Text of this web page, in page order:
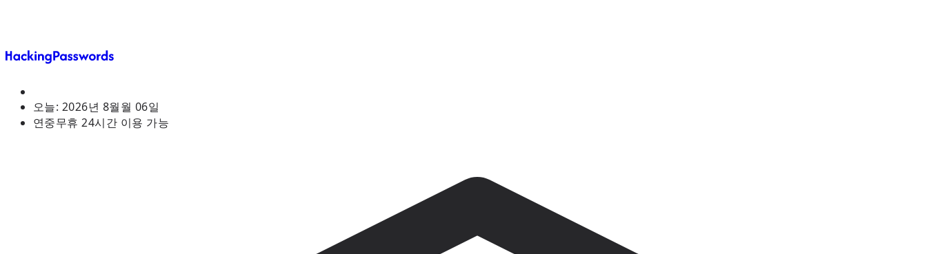
오늘: 2026년 8월월 06일
연중무휴 24시간 이용 가능